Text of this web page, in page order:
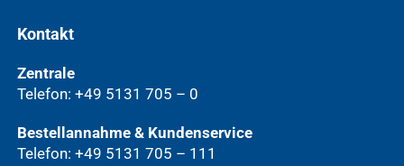
Kontakt
Zentrale
Telefon: +49 5131 705 – 0
Bestellannahme & Kundenservice
Telefon: +49 5131 705 – 111